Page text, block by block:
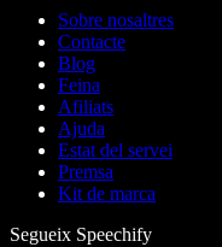
Sobre nosaltres
Contacte
Blog
Feina
Afiliats
Ajuda
Estat del servei
Premsa
Kit de marca
Segueix Speechify